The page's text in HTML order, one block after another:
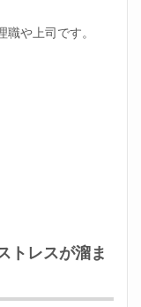
や上司です。
トレスが溜ま